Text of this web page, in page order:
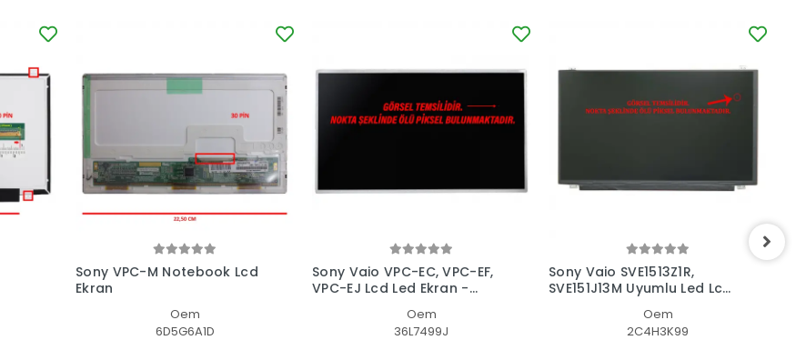
Sony VPC-M Notebook Lcd
Ekran
Oem
6D5G6A1D
Sony Vaio VPC-EC, VPC-EF,
VPC-EJ Lcd Led Ekran -
Oem
36L7499J
Sony Vaio SVE1513Z1R,
SVE151J13M Uyumlu Led Lcd
Oem
2C4H3K99